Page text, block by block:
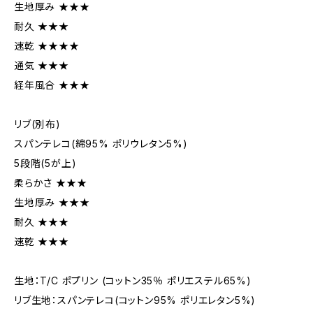
生地厚み ★★★
耐久 ★★★
速乾 ★★★★
通気 ★★★
経年風合 ★★★
リブ(別布)
スパンテレコ(綿95% ポリウレタン5%)
5段階(5が上)
柔らかさ ★★★
生地厚み ★★★
耐久 ★★★
速乾 ★★★
生地：T/C ポプリン (コットン35％ ポリエステル65%)
リブ生地：スパンテレコ(コットン95% ポリエレタン5%)